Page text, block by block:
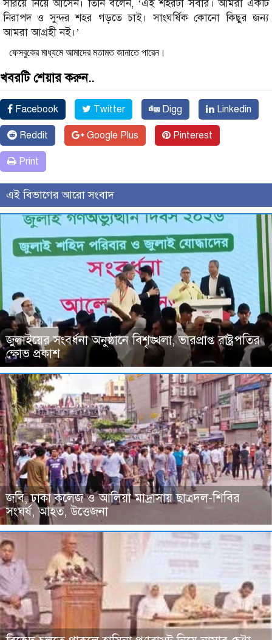
সরিয়ে নিয়ে আসেন। তিনি বলেন, ‘এই শহরটা সবার। আমরা একটি
নিরাপদ ও সুন্দর শহর গড়তে চাই। সাংঘর্ষিক কোনো কিছুর জন্য
আমরা আগ্রহী নই।’
ফেসবুকের মাধ্যমে আমাদের মতামত জানাতে পারেন।
খবরটি শেয়ার করুন..
Facebook Twitter Digg Linkedin
Reddit Google Plus Pinterest
Print
এই বিভাগের আরো সংবাদ
জুলাইয়ের সংবর্ধনা অনুষ্ঠানে বিশৃঙ্খলা, ভারপ্রাপ্ত রাষ্ট্রপতির
ক্ষোভ প্রকাশ
জবি, ঢাকা কলেজ ও আলিয়া মাদ্রাসায় ছাত্রদল-শিবির
সংঘর্ষ, আহত, উত্তেজনা